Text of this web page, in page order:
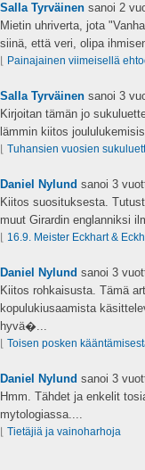
Salla Tyrväinen sanoi 2
Mietin uhriverta, jota
siinä, että veri, olipa
Painajainen viimeisellä
Salla Tyrväinen sanoi 3
Kirjoitan tämän jo
lämmin kiitos
Tuhansien vuosien
Daniel Nylund sanoi 3
Kiitos suosituksesta.
muut Girardin englanniksi
16.9. Meister Eckhart &
Daniel Nylund sanoi 3
Kiitos rohkaisusta. Tämä
kopulukiusaamista
hyvä�...
Toisen posken
Daniel Nylund sanoi 3
Hmm. Tähdet ja enkelit
mytologiassa....
Tietäjiä ja vainoharhoja